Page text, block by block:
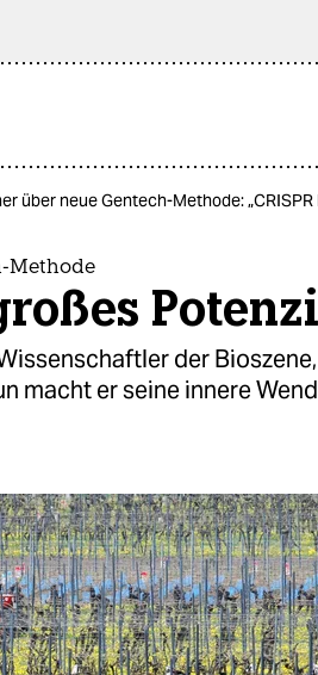
über neue Gentech-Methode:
Methode
der
macht er seine innere